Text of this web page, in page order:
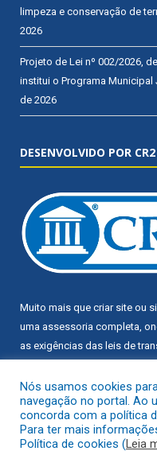
limpeza e conservação de
2026
Projeto de Lei nº 002/2026,
institui o Programa Municipal
de 2026
DESENVOLVIDO POR CR2
Muito mais que criar site ou
uma assessoria completa,
as exigências das leis de
Conheça oPNTPe oRadar
Nós usamos cookies
navegação no portal. Ao
concorda com a política
Para ter mais
Política de cookies (Leia